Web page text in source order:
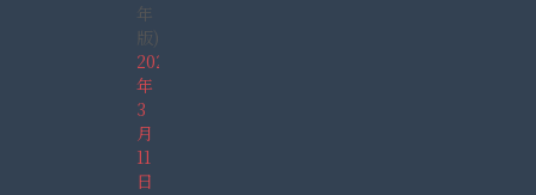
年
版)
2022
年
3
月
11
日